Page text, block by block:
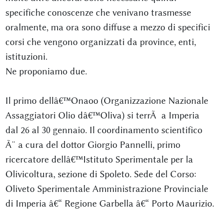
specifiche conoscenze che venivano trasmesse
oralmente, ma ora sono diffuse a mezzo di specifici
corsi che vengono organizzati da province, enti,
istituzioni.
Ne proponiamo due.
Il primo dellâ€™Onaoo (Organizzazione Nazionale
Assaggiatori Olio dâ€™Oliva) si terrÃ a Imperia
dal 26 al 30 gennaio. Il coordinamento scientifico
Ã¨ a cura del dottor Giorgio Pannelli, primo
ricercatore dellâ€™Istituto Sperimentale per la
Olivicoltura, sezione di Spoleto. Sede del Corso:
Oliveto Sperimentale Amministrazione Provinciale
di Imperia â€“ Regione Garbella â€“ Porto Maurizio.